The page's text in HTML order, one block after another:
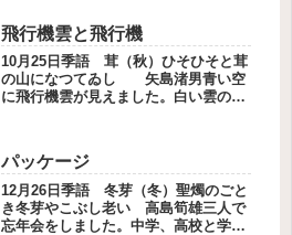
箪が生っているんだそうもし欲しくな
ったらいつでも言ってください外の
テ...
飛行機雲と飛行機
10月25日季語 茸（秋）ひそひそと茸
の山になつてゐし 矢島渚男青い空
に飛行機雲が見えました。白い雲の中
えていきます。飛行機をはっきり撮る
ことができました。飛行機雲は三本...
パッケージ
12月26日季語 冬芽（冬）聖燭のごと
き冬芽やこぶし老い 高島筍雄三人で
忘年会をしました。中学、高校と学校